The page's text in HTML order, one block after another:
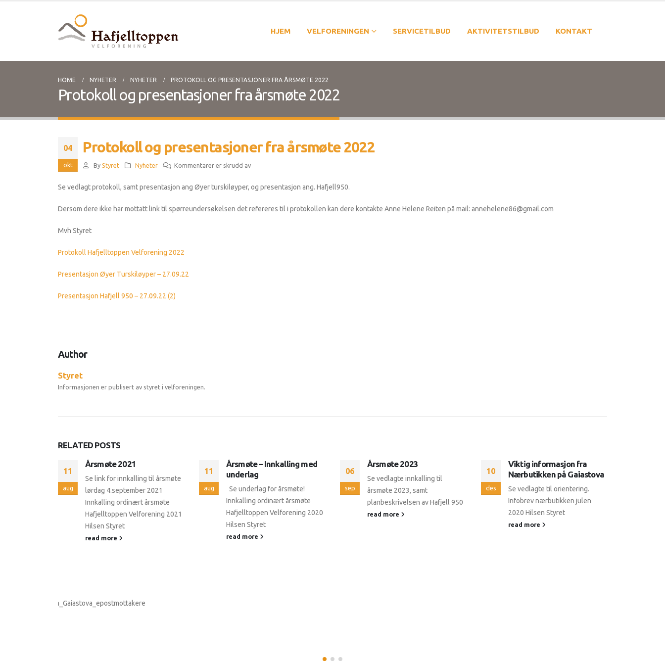
HJEM VELFORENINGEN SERVICETILBUD AKTIVITETSTILBUD KONTAKT
HOME NYHETER NYHETER PROTOKOLL OG PRESENTASJONER FRA ÅRSMØTE 2022
Protokoll og presentasjoner fra årsmøte 2022
04
okt
Protokoll og presentasjoner fra årsmøte 2022
By Styret Nyheter Kommentarer er skrudd avfor
og
fra
Se vedlagt protokoll, samt presentasjon ang Øyer turskiløyper, og presentasjon ang. Hafjell950.
Dersom dere ikke har mottatt link til spørreundersøkelsen det refereres til i protokollen kan dere kontakte Anne Helene Reiten på mail: annehelene86@gmail.com
Mvh Styret
Protokoll Hafjelltoppen Velforening 2022
Presentasjon Øyer Turskiløyper – 27.09.22
Presentasjon Hafjell 950 – 27.09.22 (2)
Author
Styret
Informasjonen er publisert av styret i velforeningen.
RELATED POSTS
11
aug
Årsmøte 2021
Se link for innkalling til årsmøte
lørdag 4.september 2021
Innkalling ordinært årsmøte
Hafjelltoppen Velforening 2021
Hilsen Styret
read more
11
aug
Årsmøte – Innkalling med
underlag
Se underlag for årsmøte!
Innkalling ordinært årsmøte
Hafjelltoppen Velforening 2020
Hilsen Styret
read more
06
sep
Årsmøte 2023
Se vedlagte innkalling til
årsmøte 2023, samt
planbeskrivelsen av Hafjell 950
read more
10
des
Viktig informasjon fra
Nærbutikken på Gaiastova
Se vedlagte til orientering.
Infobrev nærbutikken julen
2020 Hilsen Styret
read more